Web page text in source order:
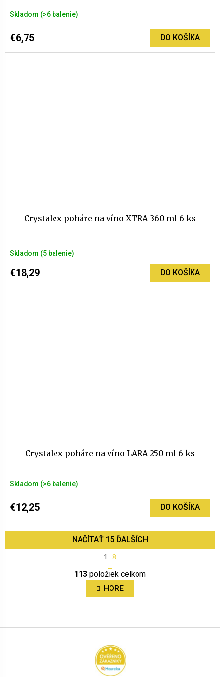
Skladom (>6 balenie)
€6,75 DO KOŠÍKA
Crystalex poháre na víno XTRA 360 ml 6 ks
hodnotenie
produktu
je
5,0
Skladom (5 balenie)
€18,29 DO KOŠÍKA
Crystalex poháre na víno LARA 250 ml 6 ks
Skladom (>6 balenie)
€12,25 DO KOŠÍKA
O
v
l
á
e
p
r
v
NAČÍTAŤ 15 ĎALŠÍCH
S
t
r
á
n
k
n
e
1 8
113 položiek celkom
HORE
á